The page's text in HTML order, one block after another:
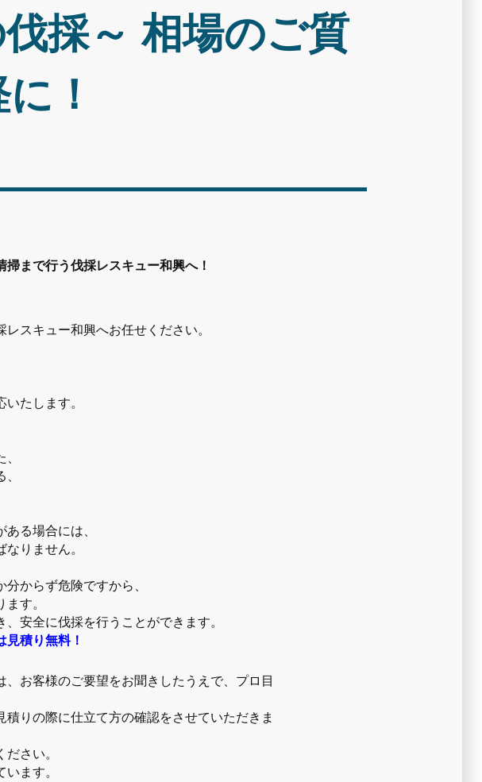
採～ 相場のご質
！
まで行う伐採レスキュー和興へ！
スキュー和興へお任せください。
たします。
る場合には、
りません。
からず危険ですから、
す。
安全に伐採を行うことができます。
積り無料！
お客様のご要望をお聞きしたうえで、プロ目
りの際に仕立て方の確認をさせていただきま
さい。
ます。